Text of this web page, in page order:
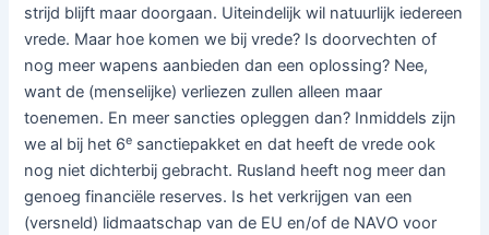
strijd blijft maar doorgaan. Uiteindelijk wil natuurlijk iedereen
vrede. Maar hoe komen we bij vrede? Is doorvechten of
nog meer wapens aanbieden dan een oplossing? Nee,
want de (menselijke) verliezen zullen alleen maar
toenemen. En meer sancties opleggen dan? Inmiddels zijn
we al bij het 6e sanctiepakket en dat heeft de vrede ook
nog niet dichterbij gebracht. Rusland heeft nog meer dan
genoeg financiële reserves. Is het verkrijgen van een
(versneld) lidmaatschap van de EU en/of de NAVO voor